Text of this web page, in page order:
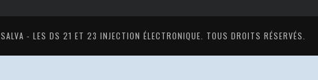
SALVA - LES DS 21 ET 23 INJECTION ÉLECTRONIQUE . TOUS DROITS RÉSERVÉS.